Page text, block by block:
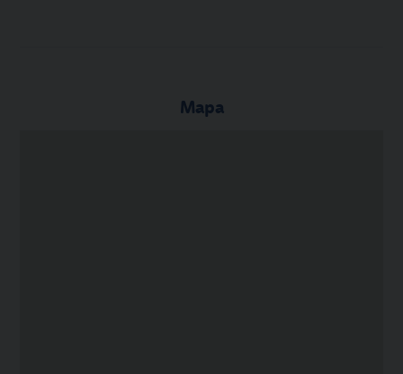
Mapa